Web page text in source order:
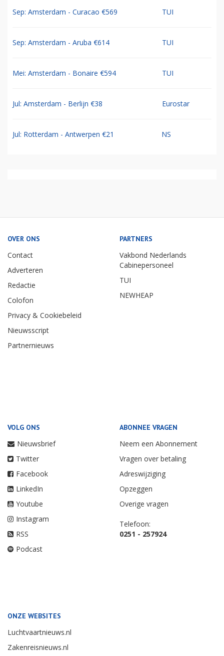
Sep: Amsterdam - Curacao €569 TUI
Sep: Amsterdam - Aruba €614 TUI
Mei: Amsterdam - Bonaire €594 TUI
Jul: Amsterdam - Berlijn €38 Eurostar
Jul: Rotterdam - Antwerpen €21 NS
OVER ONS
Contact
Adverteren
Redactie
Colofon
Privacy & Cookiebeleid
Nieuwsscript
Partnernieuws
PARTNERS
Vakbond Nederlands
Cabinepersoneel
TUI
NEWHEAP
VOLG ONS
Nieuwsbrief
Twitter
Facebook
LinkedIn
Youtube
Instagram
RSS
Podcast
ABONNEE VRAGEN
Neem een Abonnement
Vragen over betaling
Adreswijziging
Opzeggen
Overige vragen
Telefoon:
0251 - 257924
ONZE WEBSITES
Luchtvaartnieuws.nl
Zakenreisnieuws.nl